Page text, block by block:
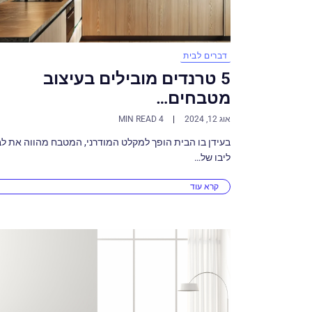
דברים לבית
5 טרנדים מובילים בעיצוב
מטבחים…
אוג 12, 2024 4 MIN READ
בעידן בו הבית הופך למקלט המודרני, המטבח מהווה את
ליבו של…
קרא עוד